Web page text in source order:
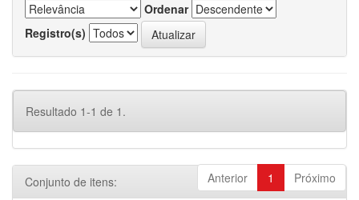
Ordenar
Registro(s)
Resultado 1-1 de 1.
Anterior 1 Próximo
Conjunto de itens: